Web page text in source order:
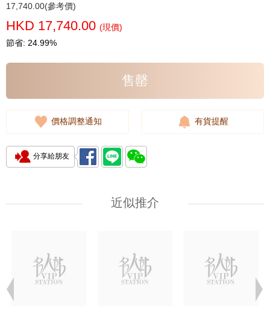
17,740.00(參考價)
HKD 17,740.00 (現價)
節省: 24.99%
售罄
價格調整通知 有貨提醒
分享給朋友
近似推介